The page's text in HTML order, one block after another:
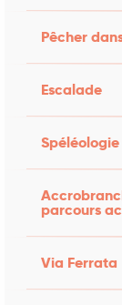
Pêcher
Escalade
Spéléologie
parcours
Via Ferrata